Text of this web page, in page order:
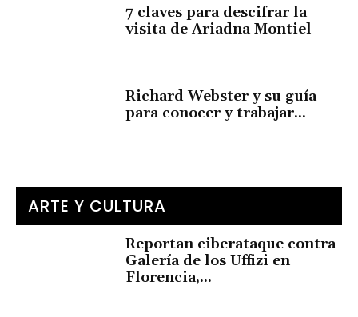
7 claves para descifrar la
visita de Ariadna Montiel
Richard Webster y su guía
para conocer y trabajar...
ARTE Y CULTURA
Reportan ciberataque contra
Galería de los Uffizi en
Florencia,...